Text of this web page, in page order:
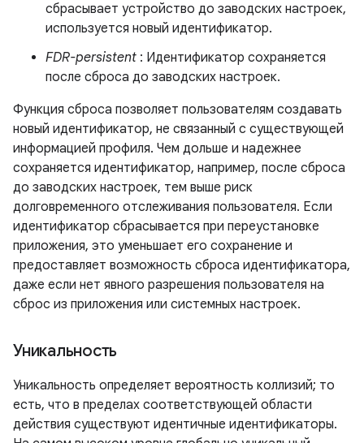
сбрасывает устройство до заводских настроек,
используется новый идентификатор.
FDR-persistent : Идентификатор сохраняется
после сброса до заводских настроек.
Функция сброса позволяет пользователям создавать
новый идентификатор, не связанный с существующей
информацией профиля. Чем дольше и надежнее
сохраняется идентификатор, например, после сброса
до заводских настроек, тем выше риск
долговременного отслеживания пользователя. Если
идентификатор сбрасывается при переустановке
приложения, это уменьшает его сохранение и
предоставляет возможность сброса идентификатора,
даже если нет явного разрешения пользователя на
сброс из приложения или системных настроек.
Уникальность
Уникальность определяет вероятность коллизий; то
есть, что в пределах соответствующей области
действия существуют идентичные идентификаторы.